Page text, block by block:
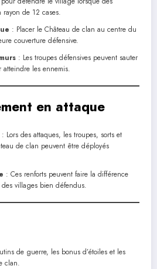
de 12 cases.
: Placer le Château de clan au centre du
couverture défensive.
: Les troupes défensives peuvent sauter
atteindre les ennemis.
en attaque
: Lors des attaques, les troupes, sorts et
de clan peuvent être déployés
: Ces renforts peuvent faire la différence
des villages bien défendus.
de guerre, les bonus d’étoiles et les
clan.